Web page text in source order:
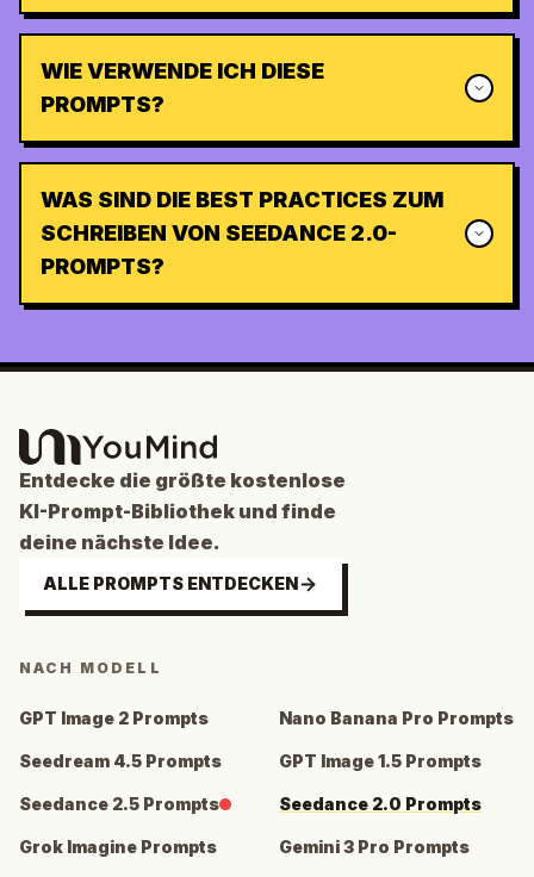
WIE VERWENDE ICH DIESE
PROMPTS?
WAS SIND DIE BEST PRACTICES ZUM
SCHREIBEN VON SEEDANCE 2.0-
PROMPTS?
Entdecke die größte kostenlose
KI-Prompt-Bibliothek und finde
deine nächste Idee.
ALLE PROMPTS ENTDECKEN
NACH MODELL
GPT Image 2 Prompts Nano Banana Pro Prompts
Seedream 4.5 Prompts GPT Image 1.5 Prompts
Seedance 2.5 Prompts Seedance 2.0 Prompts
Grok Imagine Prompts Gemini 3 Pro Prompts